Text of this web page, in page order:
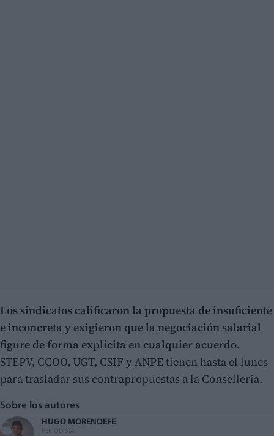
Los sindicatos calificaron la propuesta de insuficiente
e inconcreta y exigieron que la negociación salarial
figure de forma explícita en cualquier acuerdo.
STEPV, CCOO, UGT, CSIF y ANPE tienen hasta el lunes
para trasladar sus contrapropuestas a la Conselleria.
Sobre los autores
HUGO MORENO
PERIODISTA
EFE